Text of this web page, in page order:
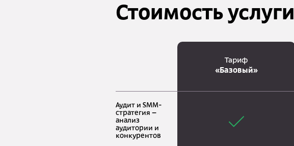
Стоимость услуги
Тариф
«Базовый»
Аудит и SMM-
стратегия –
анализ
аудитории и
конкурентов